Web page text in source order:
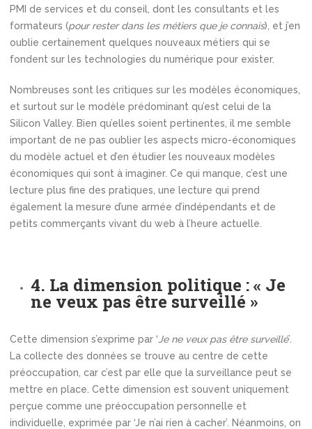
PMI de services et du conseil, dont les consultants et les
formateurs (pour rester dans les métiers que je connais), et j’en
oublie certainement quelques nouveaux métiers qui se
fondent sur les technologies du numérique pour exister.
Nombreuses sont les critiques sur les modèles économiques,
et surtout sur le modèle prédominant qu’est celui de la
Silicon Valley. Bien qu’elles soient pertinentes, il me semble
important de ne pas oublier les aspects micro-économiques
du modèle actuel et d’en étudier les nouveaux modèles
économiques qui sont à imaginer. Ce qui manque, c’est une
lecture plus fine des pratiques, une lecture qui prend
également la mesure d’une armée d’indépendants et de
petits commerçants vivant du web à l’heure actuelle.
4. La dimension politique : « Je
ne veux pas être surveillé »
Cette dimension s’exprime par ‘Je ne veux pas être surveillé’.
La collecte des données se trouve au centre de cette
préoccupation, car c’est par elle que la surveillance peut se
mettre en place. Cette dimension est souvent uniquement
perçue comme une préoccupation personnelle et
individuelle, exprimée par ‘Je n’ai rien à cacher’. Néanmoins, on